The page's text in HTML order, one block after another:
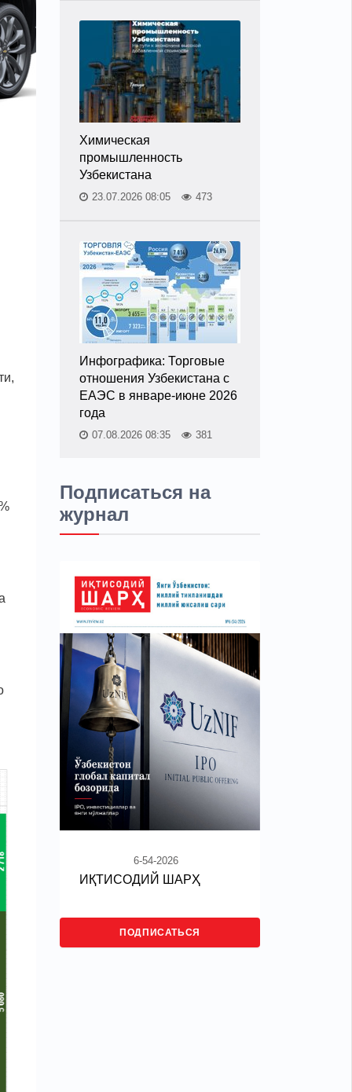
Химическая
промышленность
Узбекистана
23.07.2026 08:05 473
Инфографика: Торговые
отношения Узбекистана с
ЕАЭС в январе-июне 2026
года
07.08.2026 08:35 381
Подписаться на
журнал
6-54-2026
ИҚТИСОДИЙ ШАРҲ
ПОДПИСАТЬСЯ